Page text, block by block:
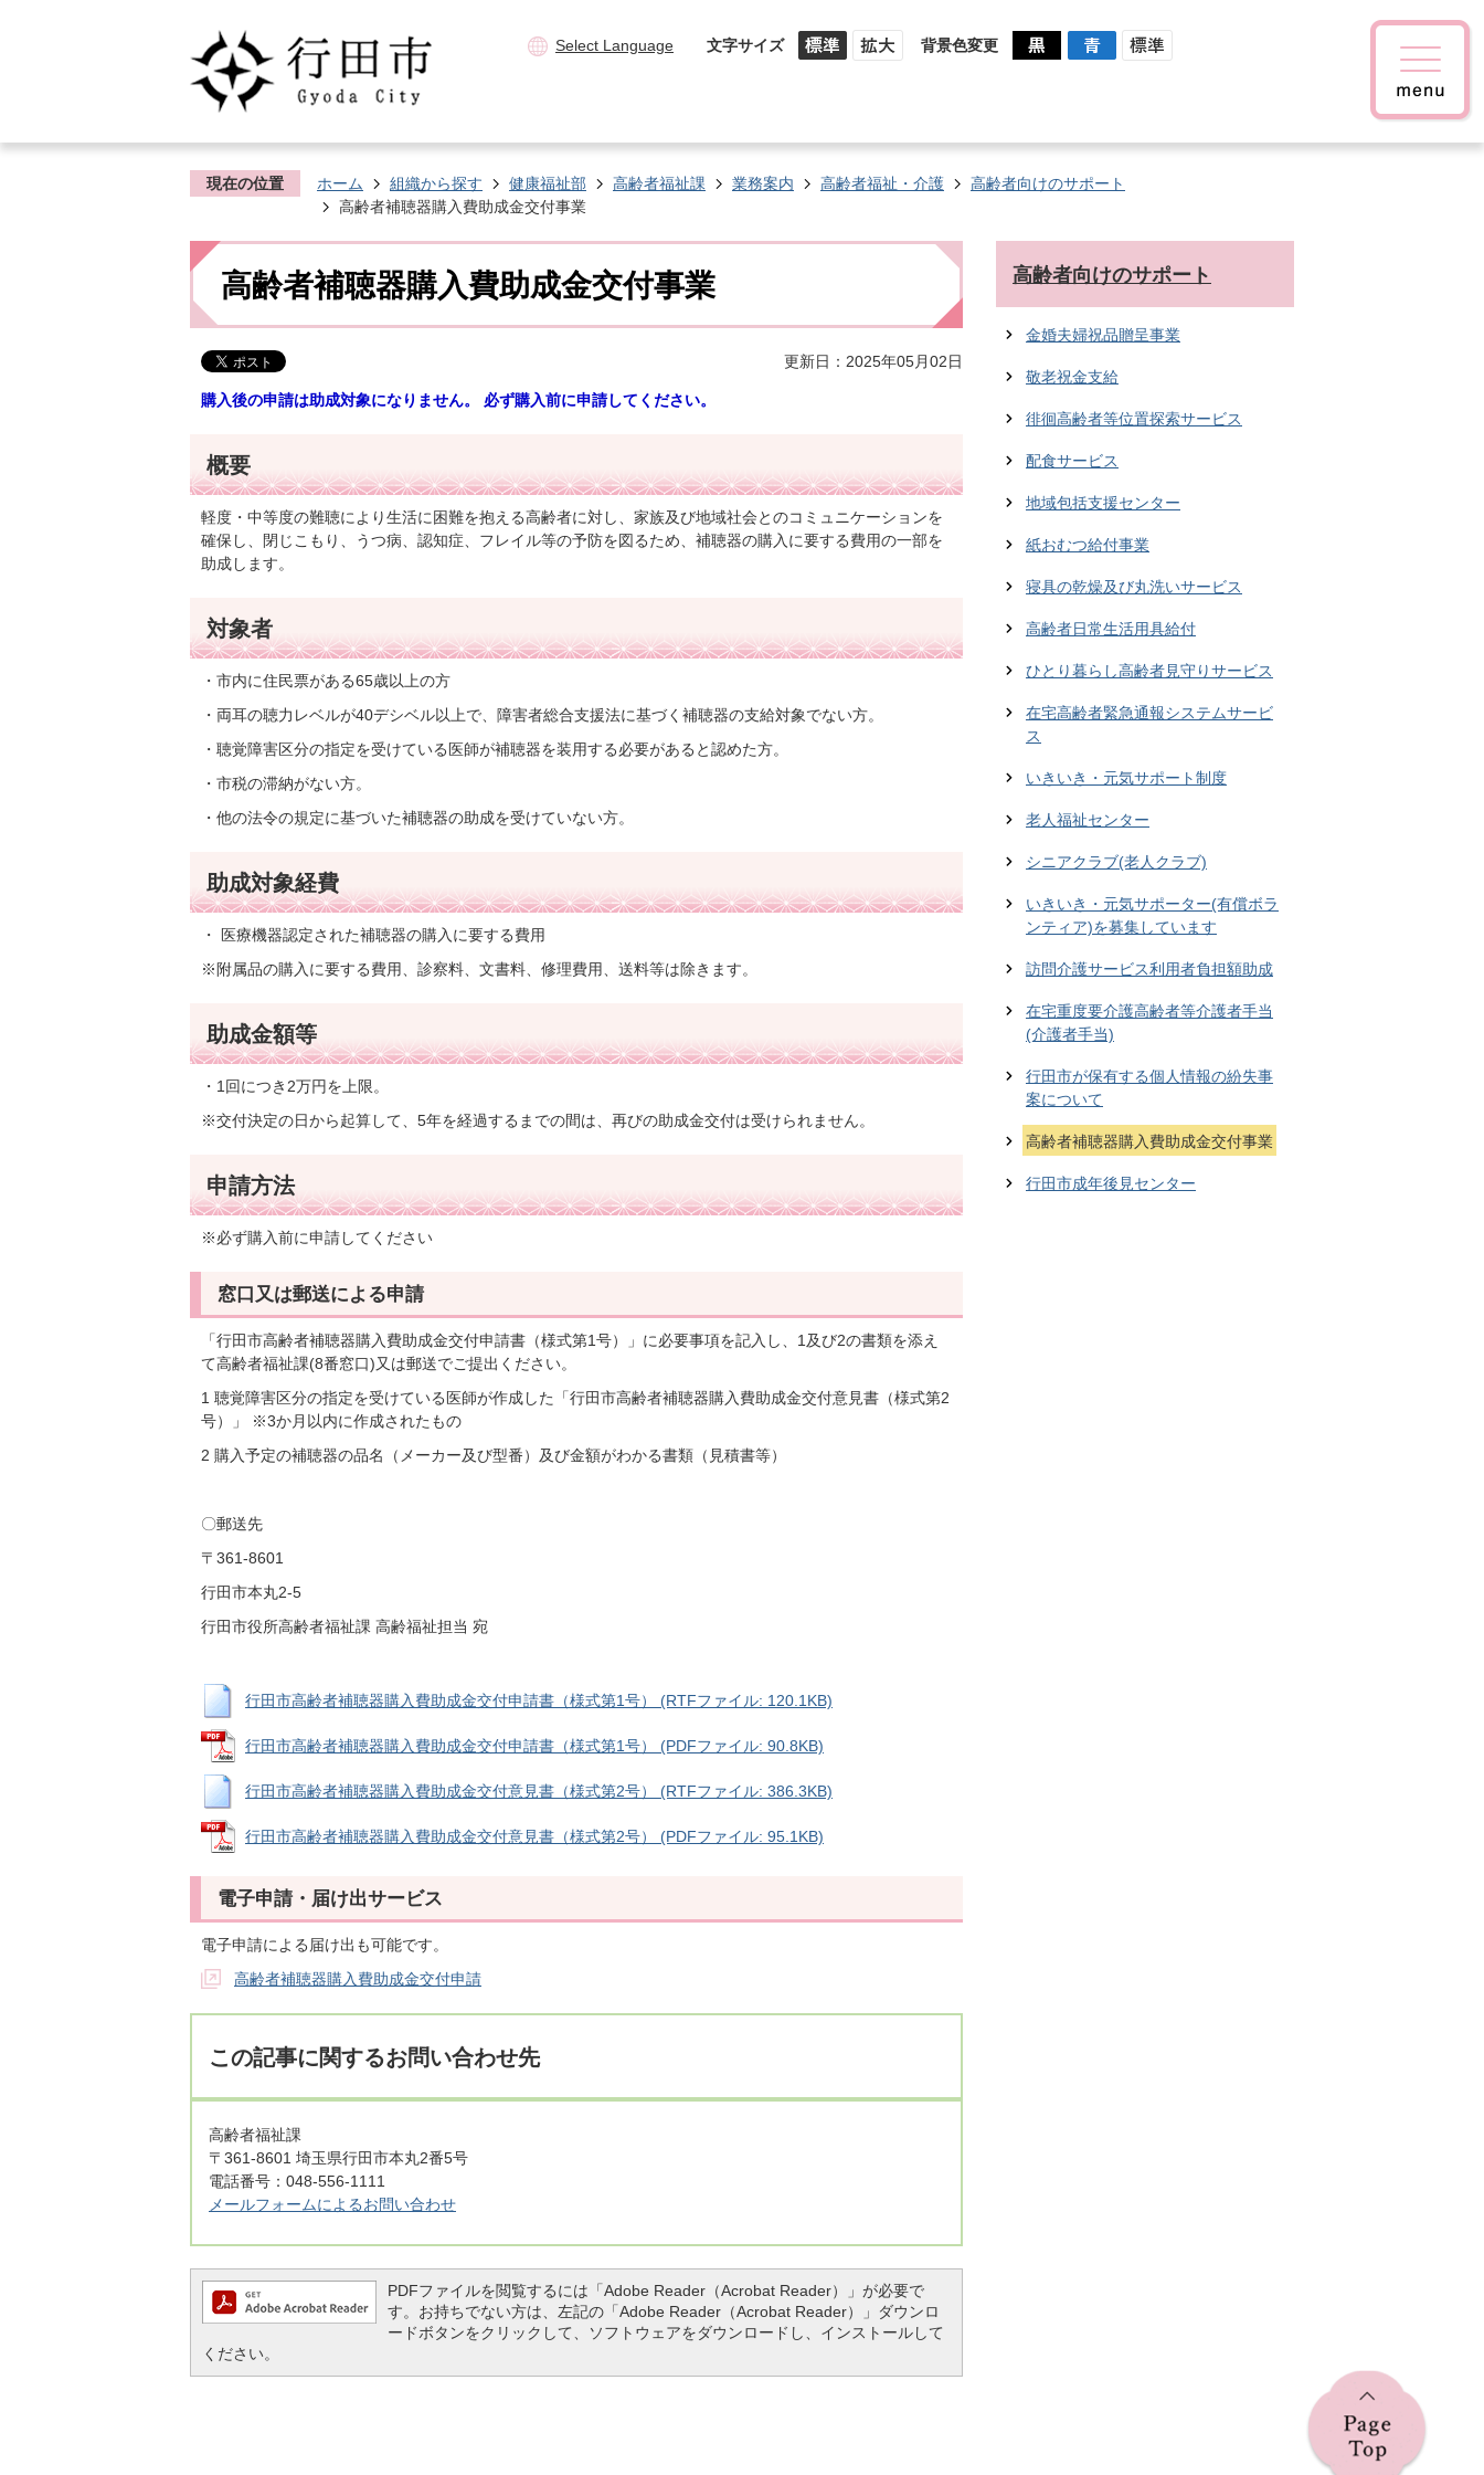
Select Language 文字サイズ 背景色変更
現在の位置 ホーム 組織から探す 健康福祉部 高齢者福祉課 業務案内 高齢者福祉・介護
高齢者向けのサポート
高齢者補聴器購入費助成金交付事業
高齢者補聴器購入費助成金交付事業
更新日：2025年05月02日
購入後の申請は助成対象になりません。 必ず購入前に申請してください。
概要
軽度・中等度の難聴により生活に困難を抱える高齢者に対し、家族及び地域社会とのコミュニケーションを
確保し、閉じこもり、うつ病、認知症、フレイル等の予防を図るため、補聴器の購入に要する費用の一部を
助成します。
対象者
・市内に住民票がある65歳以上の方
・両耳の聴力レベルが40デシベル以上で、障害者総合支援法に基づく補聴器の支給対象でない方。
・聴覚障害区分の指定を受けている医師が補聴器を装用する必要があると認めた方。
・市税の滞納がない方。
・他の法令の規定に基づいた補聴器の助成を受けていない方。
助成対象経費
・ 医療機器認定された補聴器の購入に要する費用
※附属品の購入に要する費用、診察料、文書料、修理費用、送料等は除きます。
助成金額等
・1回につき2万円を上限。
※交付決定の日から起算して、5年を経過するまでの間は、再びの助成金交付は受けられません。
申請方法
※必ず購入前に申請してください
窓口又は郵送による申請
「行田市高齢者補聴器購入費助成金交付申請書（様式第1号）」に必要事項を記入し、1及び2の書類を添え
て高齢者福祉課(8番窓口)又は郵送でご提出ください。
1 聴覚障害区分の指定を受けている医師が作成した「行田市高齢者補聴器購入費助成金交付意見書（様式第2
号）」 ※3か月以内に作成されたもの
2 購入予定の補聴器の品名（メーカー及び型番）及び金額がわかる書類（見積書等）
〇郵送先
〒361-8601
行田市本丸2-5
行田市役所高齢者福祉課 高齢福祉担当 宛
行田市高齢者補聴器購入費助成金交付申請書（様式第1号） (RTFファイル: 120.1KB)
行田市高齢者補聴器購入費助成金交付申請書（様式第1号） (PDFファイル: 90.8KB)
行田市高齢者補聴器購入費助成金交付意見書（様式第2号） (RTFファイル: 386.3KB)
行田市高齢者補聴器購入費助成金交付意見書（様式第2号） (PDFファイル: 95.1KB)
電子申請・届け出サービス
電子申請による届け出も可能です。
高齢者補聴器購入費助成金交付申請
この記事に関するお問い合わせ先
高齢者福祉課
〒361-8601 埼玉県行田市本丸2番5号
電話番号：048-556-1111
メールフォームによるお問い合わせ
PDFファイルを閲覧するには「Adobe Reader（Acrobat Reader）」が必要で
す。お持ちでない方は、左記の「Adobe Reader（Acrobat Reader）」ダウンロ
ードボタンをクリックして、ソフトウェアをダウンロードし、インストールして
ください。
高齢者向けのサポート
金婚夫婦祝品贈呈事業
敬老祝金支給
徘徊高齢者等位置探索サービス
配食サービス
地域包括支援センター
紙おむつ給付事業
寝具の乾燥及び丸洗いサービス
高齢者日常生活用具給付
ひとり暮らし高齢者見守りサービス
在宅高齢者緊急通報システムサービ
ス
いきいき・元気サポート制度
老人福祉センター
シニアクラブ(老人クラブ)
いきいき・元気サポーター(有償ボラ
ンティア)を募集しています
訪問介護サービス利用者負担額助成
在宅重度要介護高齢者等介護者手当
(介護者手当)
行田市が保有する個人情報の紛失事
案について
高齢者補聴器購入費助成金交付事業
行田市成年後見センター